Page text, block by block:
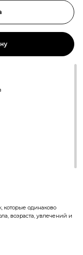
которые одинаково
возраста, увлечений и
удлинили изделие во